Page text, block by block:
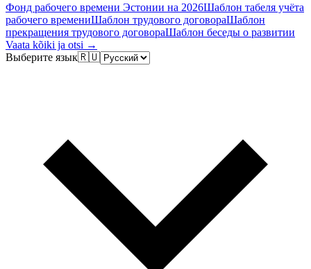
Фонд рабочего времени Эстонии на 2026Шаблон табеля учёта
рабочего времениШаблон трудового договораШаблон
прекращения трудового договораШаблон беседы о развитии
Vaata kõiki ja otsi →
Выберите язык🇷🇺